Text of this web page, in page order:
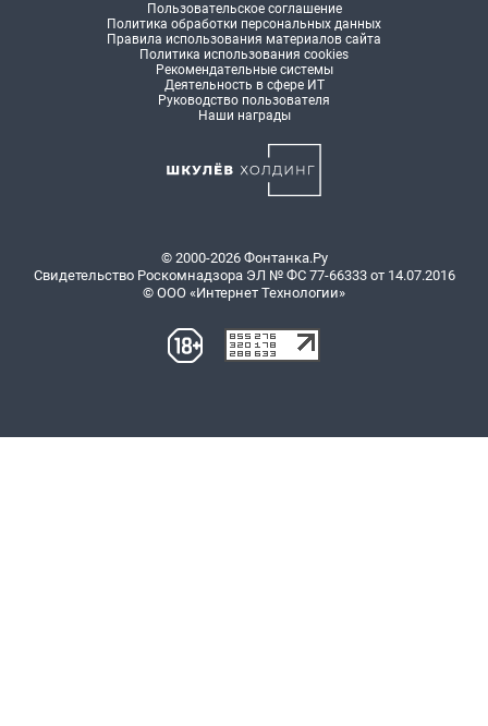
Пользовательское соглашение
Политика обработки персональных данных
Правила использования материалов сайта
Политика использования cookies
Рекомендательные системы
Деятельность в сфере ИТ
Руководство пользователя
Наши награды
© 2000-2026 Фонтанка.Ру
Свидетельство Роскомнадзора ЭЛ № ФС 77-66333 от 14.07.2016
© ООО «Интернет Технологии»